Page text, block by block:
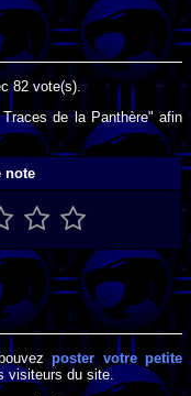
82 vote(s).
de la Panthère" afin
note
poster votre petite
visiteurs du site.